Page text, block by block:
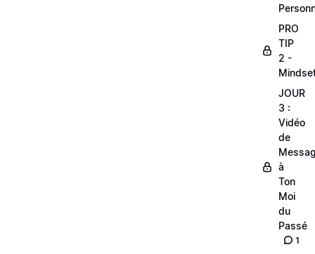
PRO
TIP
2 -
JOUR
3 :
Vidéo
de
à
Ton
Moi
du
Passé
1